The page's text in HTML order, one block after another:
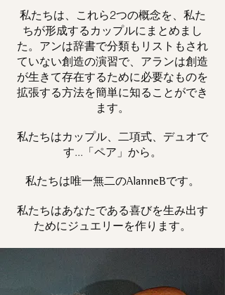
私たちは、これら2つの概念を、私た
ちが形成するカップルにまとめまし
た。アンは辞書で分類もリストもされ
ていない創造の演習で、アランは創造
が生きて存在するために必要なものを
拡張する方法を簡単に知ることができ
ます。
私たちはカップル、二項式、デュオで
す...「ペア」から。
私たちは唯一無二のAlanneBです。
私たちはあなたである喜びを生み出す
ためにジュエリーを作ります。